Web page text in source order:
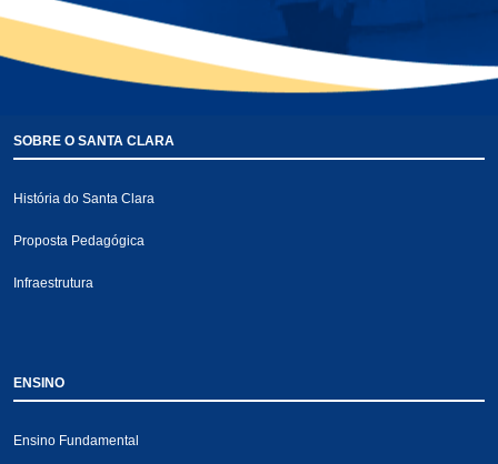
SOBRE O SANTA CLARA
História do Santa Clara
Proposta Pedagógica
Infraestrutura
ENSINO
Ensino Fundamental